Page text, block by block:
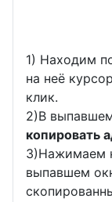
1) Находим
на неё
клик.
2)В
копировать
3)Нажимаем
выпавшем